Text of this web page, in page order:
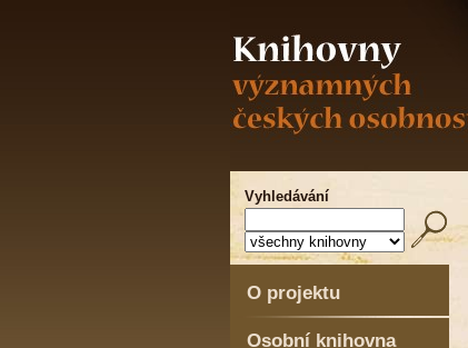
Vyhledávání
O projektu
Osobní knihovna